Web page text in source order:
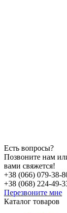
Есть вопросы?
Позвоните нам
вами свяжется!
+38 (066) 079-38-
+38 (068) 224-49-
Перезвоните мне
Каталог товаров